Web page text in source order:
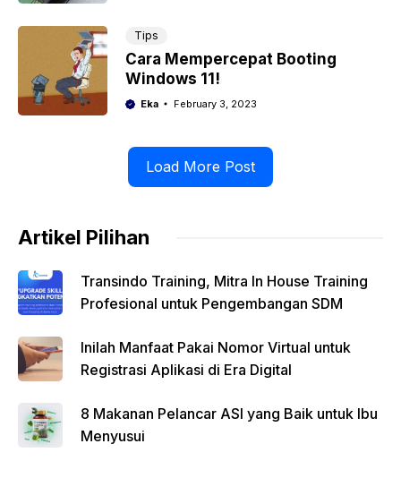
Tips
Cara Mempercepat Booting
Windows 11!
Eka February 3, 2023
Load More Post
Artikel Pilihan
Transindo Training, Mitra In House Training
Profesional untuk Pengembangan SDM
Inilah Manfaat Pakai Nomor Virtual untuk
Registrasi Aplikasi di Era Digital
8 Makanan Pelancar ASI yang Baik untuk Ibu
Menyusui